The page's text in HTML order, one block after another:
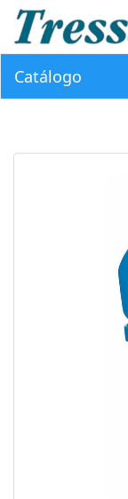
Catálogo